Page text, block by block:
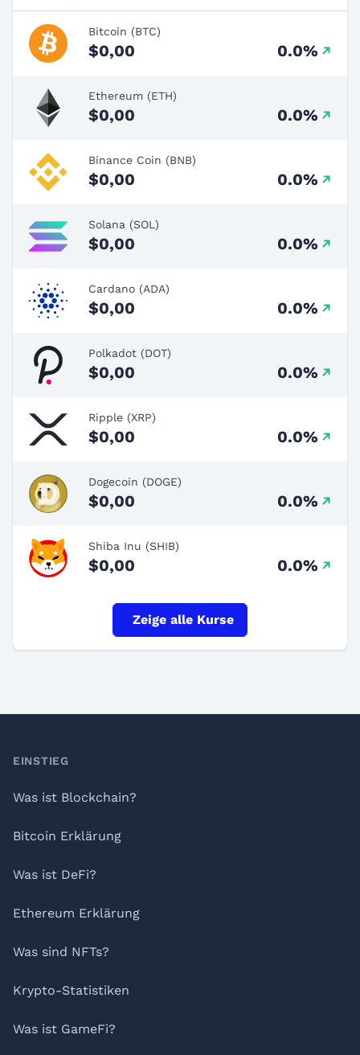
Bitcoin (BTC)
$0,00 0.0%
Ethereum (ETH)
$0,00 0.0%
Binance Coin (BNB)
$0,00 0.0%
Solana (SOL)
$0,00 0.0%
Cardano (ADA)
$0,00 0.0%
Polkadot (DOT)
$0,00 0.0%
Ripple (XRP)
$0,00 0.0%
Dogecoin (DOGE)
$0,00 0.0%
Shiba Inu (SHIB)
$0,00 0.0%
Zeige alle Kurse
Footer
EINSTIEG
Was ist Blockchain?
Bitcoin Erklärung
Was ist DeFi?
Ethereum Erklärung
Was sind NFTs?
Krypto-Statistiken
Was ist GameFi?